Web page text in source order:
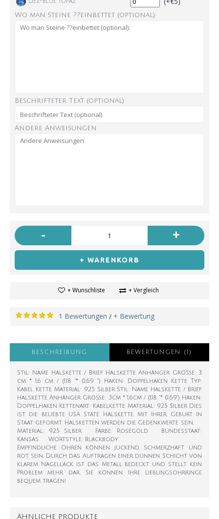
Dez-Blue Topaz
Wo man Steine ??einbettet (optional):
Beschrifteter Text (optional)
Andere Anweisungen
- +
+ WARENKORB
+ Wunschliste + Vergleich
1 Bewertungen / + Bewertung
BESCHREIBUNG BEWERTUNGEN (1)
Stil: Name Halskette / Brief Halskette Anhänger Größe: 3
cm * 1,6 cm / (1,18 "* 0,69 '") Haken: Doppelhaken Kette Typ:
Kabel Kette Material: 925 Silber Stil: Name Halskette / Brief
Halskette Anhänger Größe: 3cm * 1,6cm / (1,18 "* 0,69") Haken:
Doppelhaken Kettenart: Kabelkette Material: 925 Silber Dies
ist die beliebte USA State Halskette. Mit Ihrer Geburt in
Staat geformt Halsketten werden die Gedenkwerte sein.
Material: 925 Silber Farbe: Roségold Bundesstaat:
Kansas Wortstyle: Blackbody
Empfindliche Ohren können juckend, schmerzhaft und
rot sein. Durch das Auftragen einer dünnen Schicht von
klarem Nagellack ist das Metall bedeckt und stellt kein
Problem mehr dar. Sie können Ihre Lieblingsohrringe
bequem tragen!
ÄHNLICHE PRODUKTE